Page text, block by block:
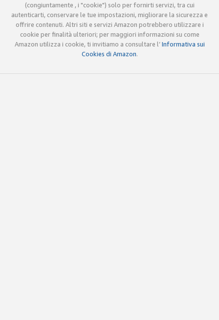
(congiuntamente , i "cookie") solo per fornirti servizi, tra cui
autenticarti, conservare le tue impostazioni, migliorare la sicurezza e
offrire contenuti. Altri siti e servizi Amazon potrebbero utilizzare i
cookie per finalità ulteriori; per maggiori informazioni su come
Amazon utilizza i cookie, ti invitiamo a consultare l’Informativa sui
Cookies di Amazon.